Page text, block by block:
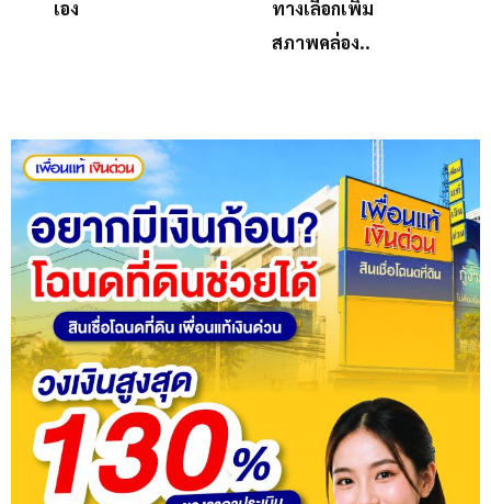
เอง
ทางเลือกเพิ่ม
สภาพคล่อง..